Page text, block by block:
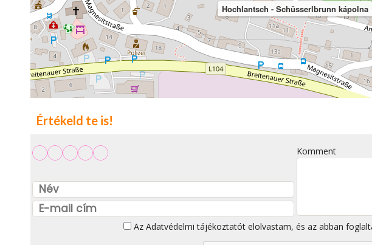
Hochlantsch - Schüsserlbrunn kápolna
Értékeld te is!
Komment
Az Adatvédelmi tájékoztatót elolvastam, és az abban